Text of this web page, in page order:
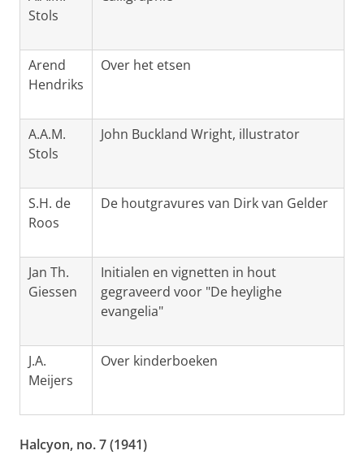
Stols
Arend
Hendriks
Over het etsen
A.A.M.
Stols
John Buckland Wright, illustrator
S.H. de
Roos
De houtgravures van Dirk van Gelder
Jan Th.
Giessen
Initialen en vignetten in hout
gegraveerd voor "De heylighe
evangelia"
J.A.
Meijers
Over kinderboeken
Halcyon, no. 7 (1941)